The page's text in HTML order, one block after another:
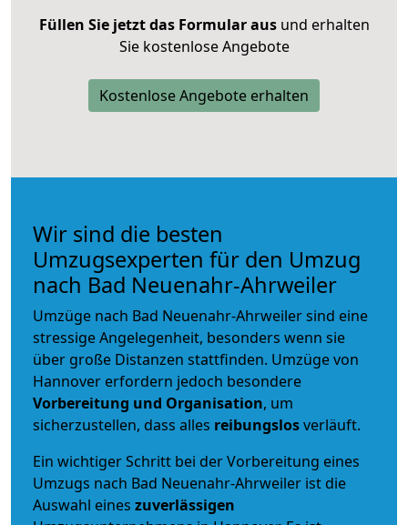
Füllen Sie jetzt das Formular ausund erhalten
Sie kostenlose Angebote
Kostenlose Angebote erhalten
Wir sind die besten
Umzugsexperten für den Umzug
nach Bad Neuenahr-Ahrweiler
Umzüge nach Bad Neuenahr-Ahrweiler sind eine
stressige Angelegenheit, besonders wenn sie
über große Distanzen stattfinden. Umzüge von
Hannover erfordern jedoch besondere
Vorbereitung und Organisation, um
sicherzustellen, dass alles reibungslosverläuft.
Ein wichtiger Schritt bei der Vorbereitung eines
Umzugs nach Bad Neuenahr-Ahrweiler ist die
Auswahl eines zuverlässigen